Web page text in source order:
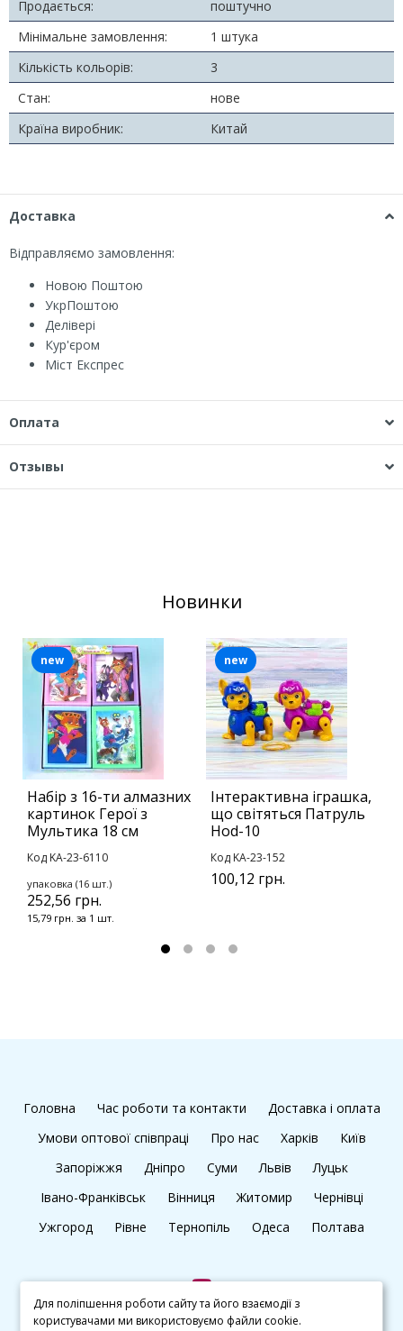
Продається:
поштучно
Мінімальне замовлення:
1 штука
Кількість кольорів:
3
Стан:
нове
Країна виробник:
Китай
Доставка
Відправляємо замовлення:
Новою Поштою
УкрПоштою
Делівері
Кур'єром
Міст Експрес
Оплата
Отзывы
Новинки
Набір з 16-ти алмазних
картинок Герої з
Мультика 18 см
Код KA-23-6110
упаковка (16 шт.)
252,56 грн.
15,79 грн. за 1 шт.
new
Інтерактивна іграшка,
що світяться Патруль
Hod-10
Код KA-23-152
100,12 грн.
new
Головна Час роботи та контакти
Доставка і оплата
Умови оптової співпраці
Про нас Харків
Київ
Запоріжжя
Дніпро Суми Львів
Луцьк
Івано-Франківськ
Вінниця Житомир
Чернівці
Ужгород
Рівне Тернопіль Одеса Полтава
Для поліпшення роботи сайту та його взаємодії з
користувачами ми використовуємо файли cookie.